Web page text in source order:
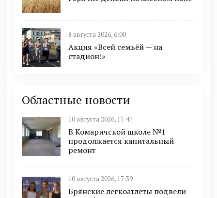
8 августа 2026, 6:00
Акция «Всей семьёй — на
стадион!»
Областные новости
10 августа 2026, 17:47
В Комаричской школе №1
продолжается капитальный
ремонт
10 августа 2026, 17:39
Брянские легкоатлеты подвели